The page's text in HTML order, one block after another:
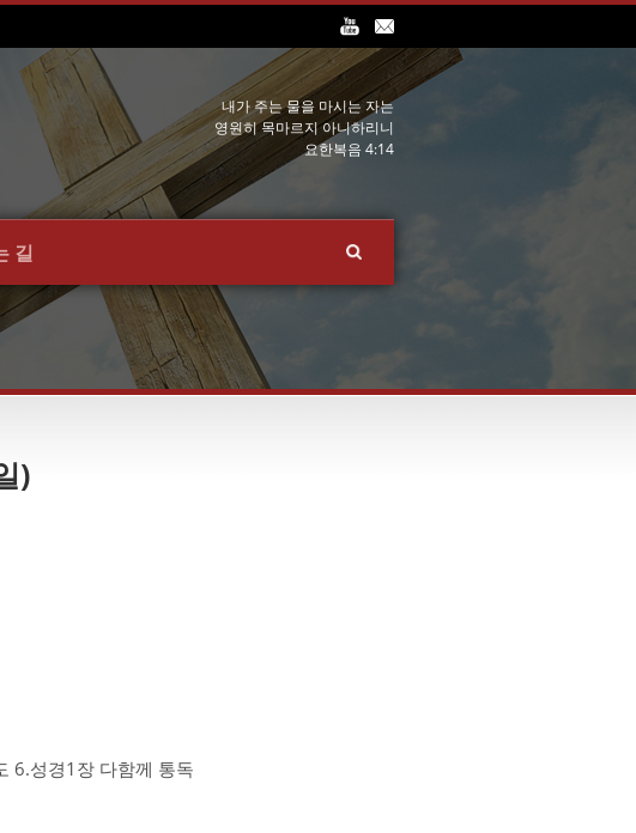
내가 주는 물을 마시는 자는
영원히 목마르지 아니하리니
요한복음 4:14
길
)
6.성경1장 다함께 통독